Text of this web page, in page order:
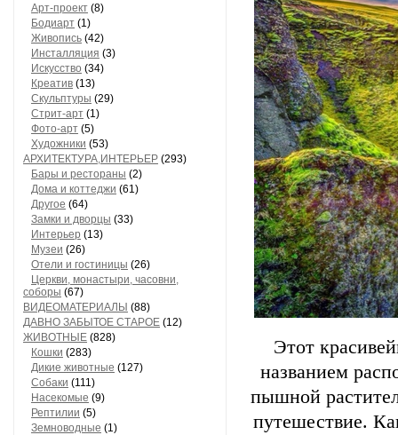
Арт-проект (8)
Бодиарт (1)
Живопись (42)
Инсталляция (3)
Искусство (34)
Креатив (13)
Скульптуры (29)
Стрит-арт (1)
Фото-арт (5)
Художники (53)
АРХИТЕКТУРА,ИНТЕРЬЕР (293)
Бары и рестораны (2)
Дома и коттеджи (61)
Другое (64)
Замки и дворцы (33)
Интерьер (13)
Музеи (26)
Отели и гостиницы (26)
Церкви, монастыри, часовни,
соборы (67)
ВИДЕОМАТЕРИАЛЫ (88)
ДАВНО ЗАБЫТОЕ СТАРОЕ (12)
ЖИВОТНЫЕ (828)
Кошки (283)
Дикие животные (127)
Собаки (111)
Насекомые (9)
Рептилии (5)
Земноводные (1)
Этот
названием
пышной
путешествие.